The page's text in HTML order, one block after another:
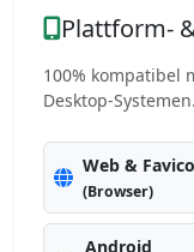
Plattform-
100% kompatibel
Desktop-Systemen.
Web &
(Browser)
Android